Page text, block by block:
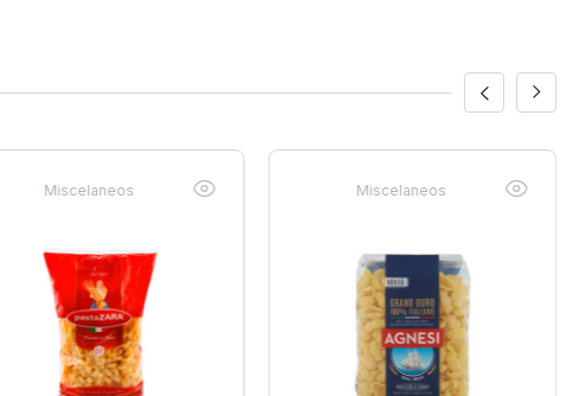
Miscelaneos Miscelaneos